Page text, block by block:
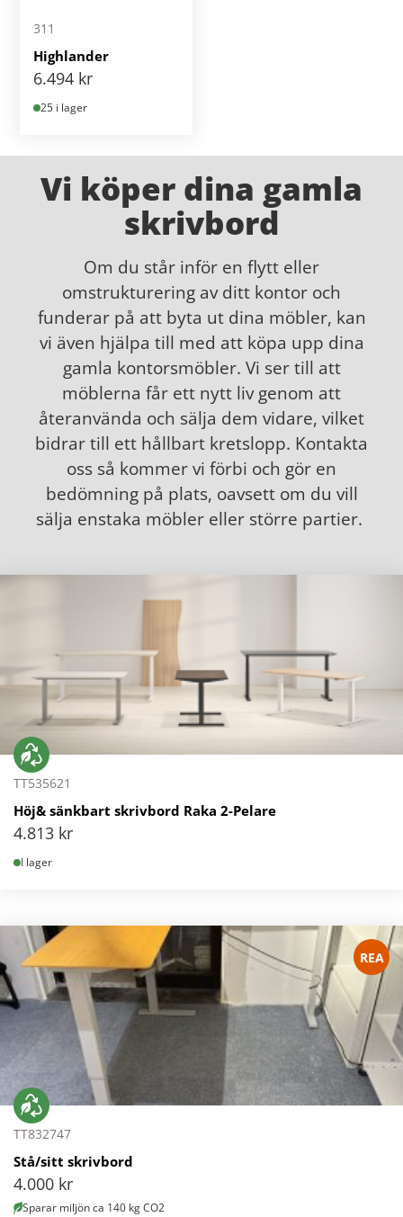
311
Highlander
6.494 kr
25 i lager
Vi köper dina gamla
skrivbord
Om du står inför en flytt eller
omstrukturering av ditt kontor och
funderar på att byta ut dina möbler, kan
vi även hjälpa till med att köpa upp dina
gamla kontorsmöbler. Vi ser till att
möblerna får ett nytt liv genom att
återanvända och sälja dem vidare, vilket
bidrar till ett hållbart kretslopp. Kontakta
oss så kommer vi förbi och gör en
bedömning på plats, oavsett om du vill
sälja enstaka möbler eller större partier.
TT535621
Höj& sänkbart skrivbord Raka 2-Pelare
4.813 kr
I lager
REA
TT832747
Stå/sitt skrivbord
4.000 kr
Sparar miljön ca 140 kg CO2